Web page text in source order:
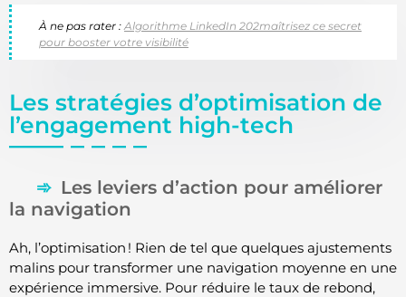
À ne pas rater : Algorithme LinkedIn 202maîtrisez ce secret
pour booster votre visibilité
Les stratégies d’optimisation de
l’engagement high-tech
Les leviers d’action pour améliorer
la navigation
Ah, l’optimisation ! Rien de tel que quelques ajustements
malins pour transformer une navigation moyenne en une
expérience immersive. Pour réduire le taux de rebond,